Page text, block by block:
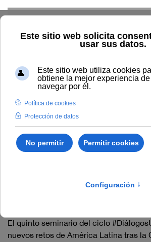
Inicio #DiálogosUNIA
#DiálogosUNIA
de América Latina tras la COVID-19
#DiálogosUNIA
nuevos retos de
El quinto seminario del ciclo
nuevos retos de América Latina tras la